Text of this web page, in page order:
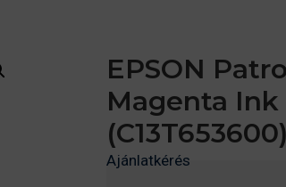
EPSON
Magenta
(C13T653600)
Ajánlatkérés